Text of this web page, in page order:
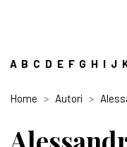
A B C D E F G H I J
Home Autori